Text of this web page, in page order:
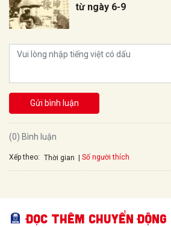
từ ngày 6-9
Gửi bình luận
(0) Bình luận
Xếp theo: Thời gian Số người thích
Đọc thêm Chuyển động